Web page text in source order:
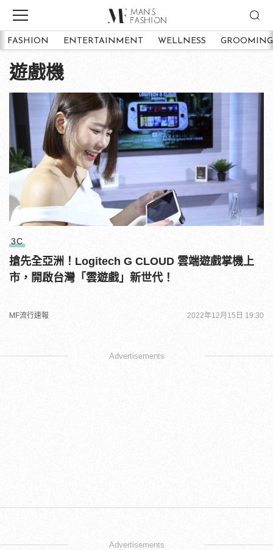
FASHION ENTERTAINMENT WELLNESS GROOMING
遊戲機
3C
搶先全亞洲！Logitech G CLOUD 雲端遊戲掌機上
市，開啟台灣「雲遊戲」新世代！
MF流行速報 2022年12月15日 19:30
Advertisements
Advertisements